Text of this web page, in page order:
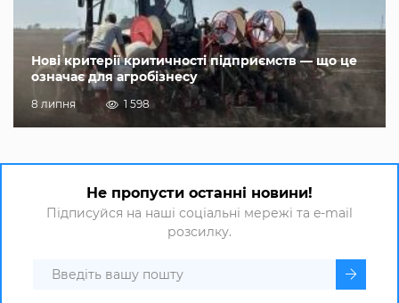
Нові критерії критичності підприємств — що це
означає для агробізнесу
8 липня 1 598
Не пропусти останні новини!
Підписуйся на наші соціальні мережі та e-mail
розсилку.